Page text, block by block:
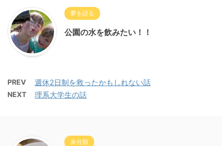
夢を語る
公園の水を飲みたい！！
PREV 週休2日制を救ったかもしれない話
NEXT 理系大学生の話
未分類